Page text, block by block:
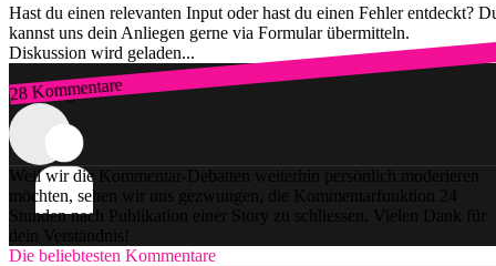
Hast du einen relevanten Input oder hast du einen Fehler entdeckt?
kannst uns dein Anliegen gerne via Formular übermitteln.
Diskussion wird geladen...
28 Kommentare
Zum Login
Weil wir die Kommentar-Debatten weiterhin persönlich moderieren
möchten, sehen wir uns gezwungen, die Kommentarfunktion 24
Stunden nach Publikation einer Story zu schliessen. Vielen Dank für
dein Verständnis!
Die beliebtesten Kommentare